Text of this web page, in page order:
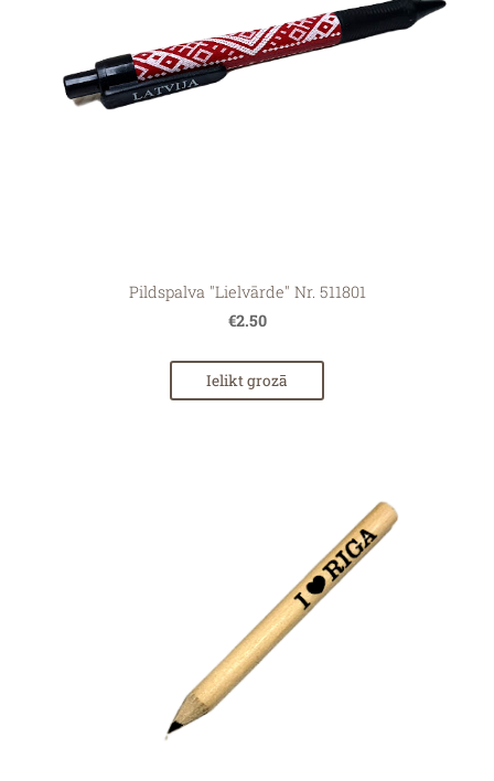
Pildspalva "Lielvārde" Nr. 511801
€2.50
Ielikt grozā